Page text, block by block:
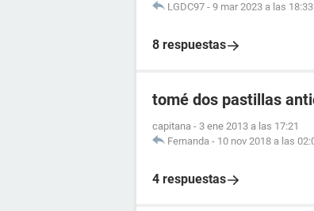
LGDC97 - 9 mar 2023 a las 18:33
8 respuestas
tomé dos pastillas
capitana - 3 ene 2013 a las 17:21
Fernanda - 10 nov 2018 a las
4 respuestas